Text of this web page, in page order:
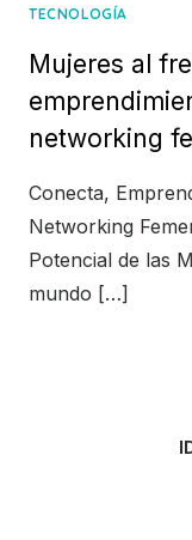
TECNOLOGÍA
Mujeres al
networking
Conecta,
Networking
Potencial de las
mundo […]